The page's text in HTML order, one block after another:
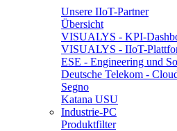
Unsere IIoT-Partner
Übersicht
VISUALYS - KPI-
VISUALYS - IIoT-
ESE - Engineering und
Deutsche Telekom -
Segno
Katana USU
Industrie-PC
Produktfilter